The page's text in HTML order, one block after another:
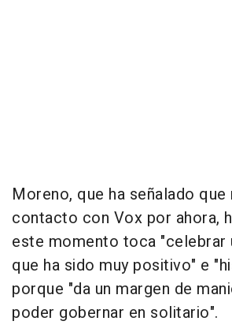
Moreno, que ha señalado que
contacto con Vox por ahora,
este momento toca "celebrar
que ha sido muy positivo" e
porque "da un margen de
poder gobernar en solitario".